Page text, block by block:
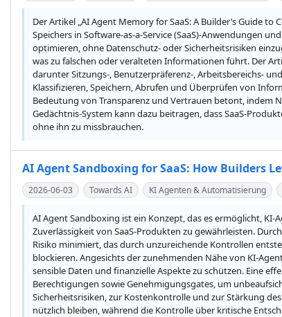
Der Artikel „AI Agent Memory for SaaS: A Builder’s Guide
Speichers in Software-as-a-Service (SaaS)-Anwendungen
optimieren, ohne Datenschutz- oder Sicherheitsrisiken
was zu falschen oder veralteten Informationen führt. Der
darunter Sitzungs-, Benutzerpräferenz-, Arbeitsbereichs-
Klassifizieren, Speichern, Abrufen und Überprüfen von
Bedeutung von Transparenz und Vertrauen betont,
Gedächtnis-System kann dazu beitragen, dass SaaS-
ohne ihn zu missbrauchen.
AI Agent Sandboxing for SaaS: How Builders
2026-06-03 Towards AI KI Agenten & Automatisierung
AI Agent Sandboxing ist ein Konzept, das es ermöglicht,
Zuverlässigkeit von SaaS-Produkten zu gewährleisten.
Risiko minimiert, das durch unzureichende Kontrollen
blockieren. Angesichts der zunehmenden Nähe von KI-
sensible Daten und finanzielle Aspekte zu schützen. Eine
Berechtigungen sowie Genehmigungsgates, um
Sicherheitsrisiken, zur Kostenkontrolle und zur Stärkung
nützlich bleiben, während die Kontrolle über kritische